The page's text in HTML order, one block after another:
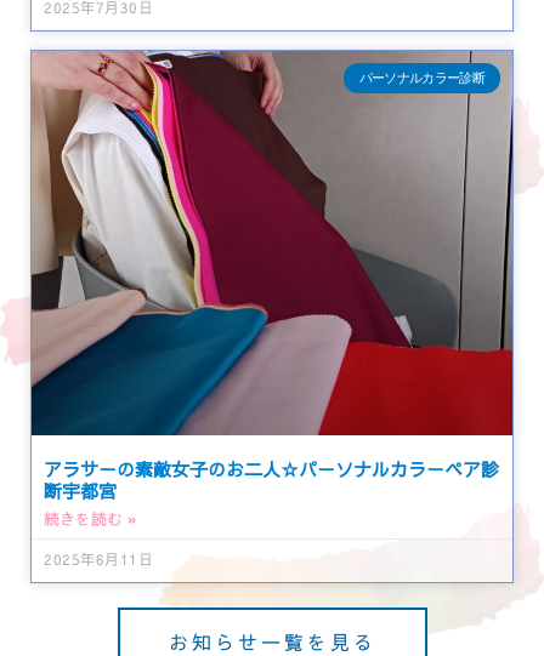
2025年7月30日
パーソナルカラー診断
アラサーの素敵女子のお二人☆パーソナルカラーペア診
断宇都宮
続きを読む »
2025年6月11日
お知らせ一覧を見る